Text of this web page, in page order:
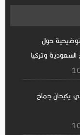
ينشر 7 نقاط توضيحية حول
وتركيا
يكبحان جماح